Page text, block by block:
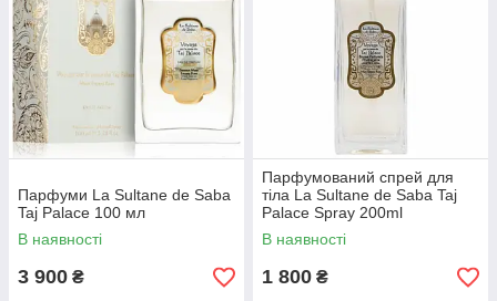
Парфуми La Sultane de Saba
Taj Palace 100 мл
В наявності
3 900 ₴
Парфумований спрей для
тіла La Sultane de Saba Taj
Palace Spray 200ml
В наявності
1 800 ₴